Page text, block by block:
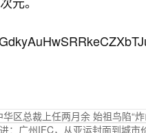
区总裁上任两月余 始祖鸟陷“
：广州IFC，从亚运封面到城市